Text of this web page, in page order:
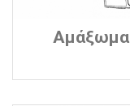
Αμάξωμα